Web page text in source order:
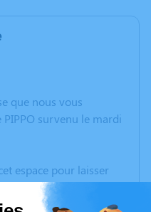
que nous vous
PIPPO survenu le mardi
espace pour laisser
photos souvenirs, une
à travers des